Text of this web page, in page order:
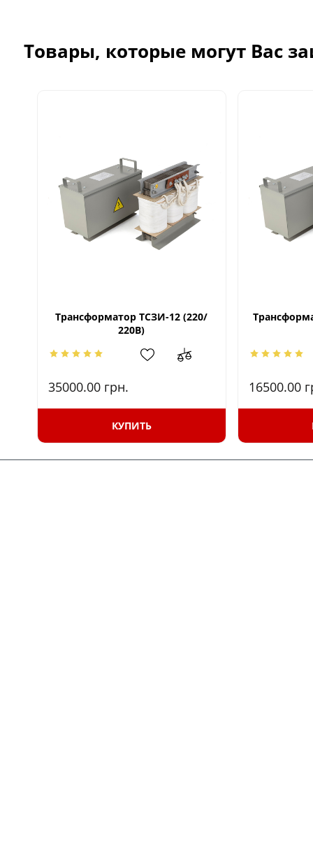
Товары, которые могут Вас
Трансформатор ТСЗИ-12 (220/
220В)
35000.00 грн.
КУПИТЬ
16500.00